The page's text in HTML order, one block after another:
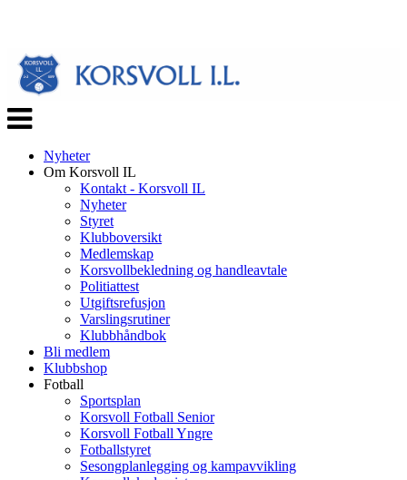
Veksle
navigasjon
Nyheter
Om Korsvoll IL
Kontakt - Korsvoll IL
Nyheter
Styret
Klubboversikt
Medlemskap
Korsvollbekledning og handleavtale
Politiattest
Utgiftsrefusjon
Varslingsrutiner
Klubbhåndbok
Bli medlem
Klubbshop
Fotball
Sportsplan
Korsvoll Fotball Senior
Korsvoll Fotball Yngre
Fotballstyret
Sesongplanlegging og kampavvikling